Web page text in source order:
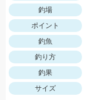
釣場
ポイント
釣魚
釣り方
釣果
サイズ